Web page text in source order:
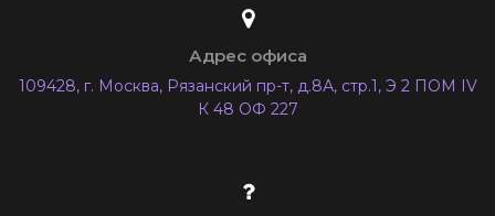
Адрес офиса
109428, г. Москва, Рязанский пр-т, д.8А, стр.1, Э 2 ПОМ IV
К 48 ОФ 227